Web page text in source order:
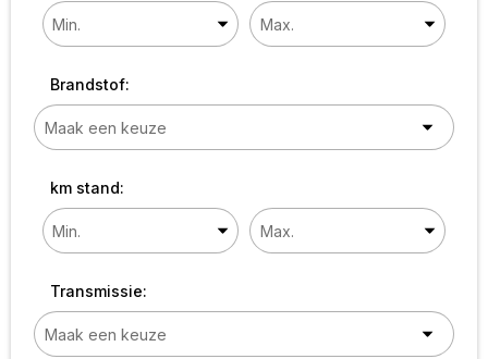
Brandstof:
km stand:
Transmissie: